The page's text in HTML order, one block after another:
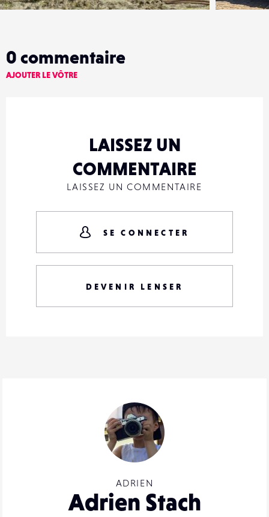
ADRIEN
Adrien Stach
0 commentaire
AJOUTER LE VÔTRE
LAISSEZ UN
COMMENTAIRE
LAISSEZ UN COMMENTAIRE
SE CONNECTER
DEVENIR LENSER